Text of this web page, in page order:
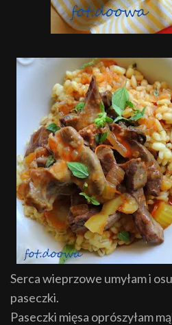
Serca wieprzowe umyłam i
paseczki.
Paseczki mięsa oprószyłam